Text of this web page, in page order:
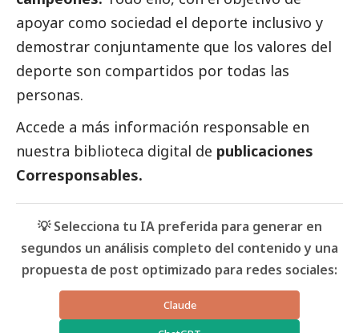
apoyar como sociedad el deporte inclusivo y
demostrar conjuntamente que los valores del
deporte son compartidos por todas las
personas.
Accede a más información responsable en
nuestra biblioteca digital de publicaciones
Corresponsables.
💡 Selecciona tu IA preferida para generar en
segundos un análisis completo del contenido y una
propuesta de post optimizado para redes sociales:
Claude